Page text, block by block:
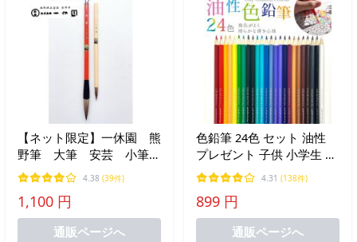
【ネット限定】一休園 熊
野筆 大筆 安芸 小筆
安芸 書道筆 書道 大筆
小筆セット 学童向き 書
道初心者 小学生
50％OFF 送料無料 一休
園筆袋付き
4.38 (39件)
1,100 円
通販ページへ
色鉛筆 24色 セット 油性
プレゼント 子供 小学生 中
学生 お絵かき 大人の塗り
絵 画材セット
4.31 (138件)
899 円
通販ページへ